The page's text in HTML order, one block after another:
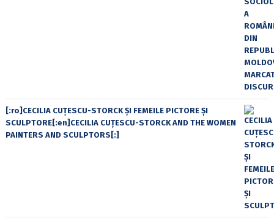
[:ro]CECILIA CUŢESCU-STORCK ŞI FEMEILE PICTORE ŞI
SCULPTORE[:en]CECILIA CUŢESCU-STORCK AND THE WOMEN
PAINTERS AND SCULPTORS[:]